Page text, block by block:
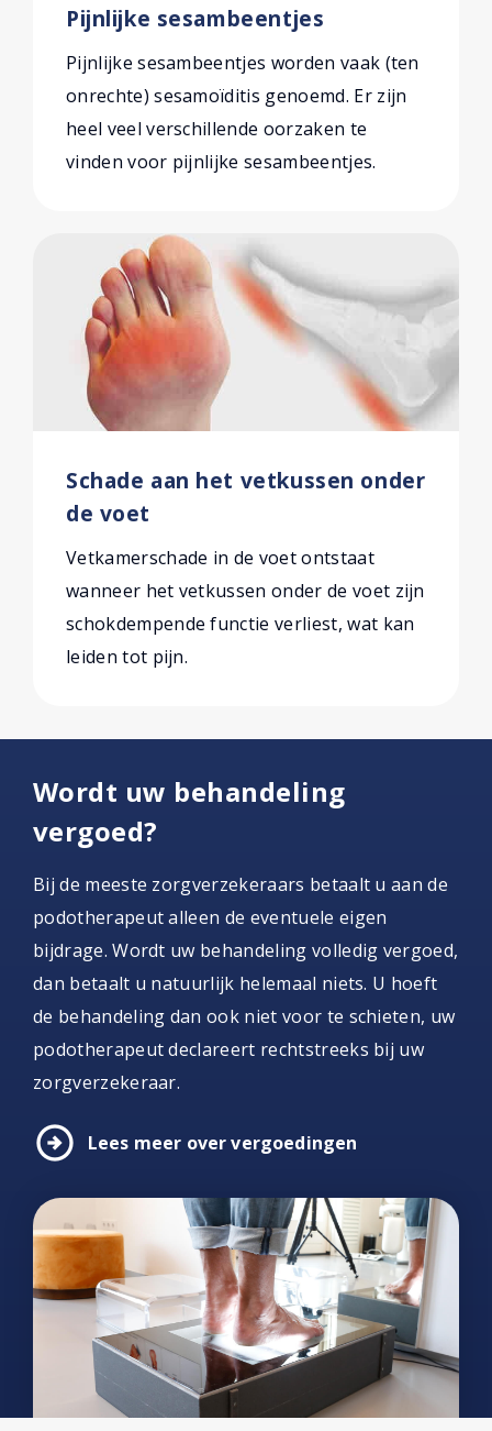
Pijnlijke sesambeentjes
Pijnlijke sesambeentjes worden vaak (ten
onrechte) sesamoïditis genoemd. Er zijn
heel veel verschillende oorzaken te
vinden voor pijnlijke sesambeentjes.
Schade aan het vetkussen onder
de voet
Vetkamerschade in de voet ontstaat
wanneer het vetkussen onder de voet zijn
schokdempende functie verliest, wat kan
leiden tot pijn.
Wordt uw behandeling
vergoed?
Bij de meeste zorgverzekeraars betaalt u aan de
podotherapeut alleen de eventuele eigen
bijdrage. Wordt uw behandeling volledig vergoed,
dan betaalt u natuurlijk helemaal niets. U hoeft
de behandeling dan ook niet voor te schieten, uw
podotherapeut declareert rechtstreeks bij uw
zorgverzekeraar.
arrow_circle_right Lees meer over vergoedingen